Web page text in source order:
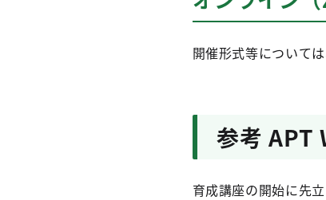
開催形式等について
参考 APT
育成講座の開始に先